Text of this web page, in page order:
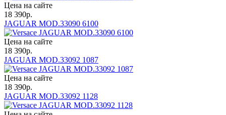
Цена на сайте
18 390р.
JAGUAR MOD.33090 6100
Цена на сайте
18 390р.
JAGUAR MOD.33092 1087
Цена на сайте
18 390р.
JAGUAR MOD.33092 1128